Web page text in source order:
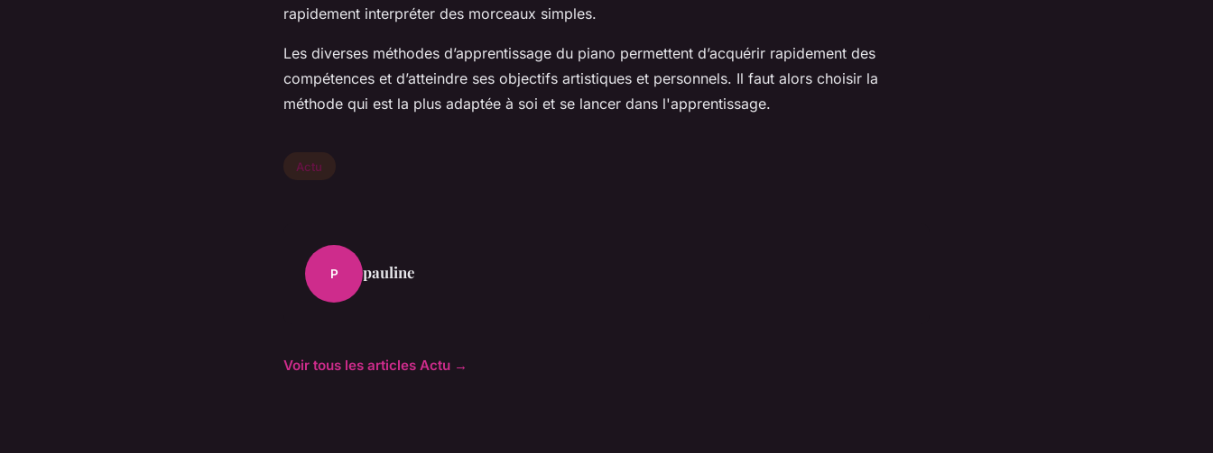
rapidement interpréter des morceaux simples.
Les diverses méthodes d’apprentissage du piano permettent d’acquérir rapidement des
compétences et d’atteindre ses objectifs artistiques et personnels. Il faut alors choisir la
méthode qui est la plus adaptée à soi et se lancer dans l'apprentissage.
Actu
P pauline
Voir tous les articles Actu →